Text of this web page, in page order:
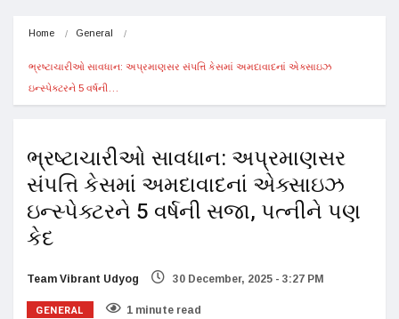
Home General
ભ્રષ્ટાચારીઓ સાવધાન: અપ્રમાણસર સંપત્તિ કેસમાં અમદાવાદનાં એક્સાઇઝ
ઇન્સ્પેક્ટરને 5 વર્ષની…
ભ્રષ્ટાચારીઓ સાવધાન: અપ્રમાણસર
સંપત્તિ કેસમાં અમદાવાદનાં એક્સાઇઝ
ઇન્સ્પેક્ટરને 5 વર્ષની સજા, પત્નીને પણ
કેદ
Team Vibrant Udyog 30 December, 2025 - 3:27 PM
GENERAL 1 minute read